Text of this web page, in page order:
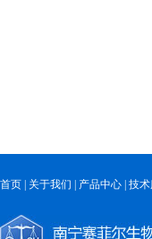
首页 关于我们 产品中心 技